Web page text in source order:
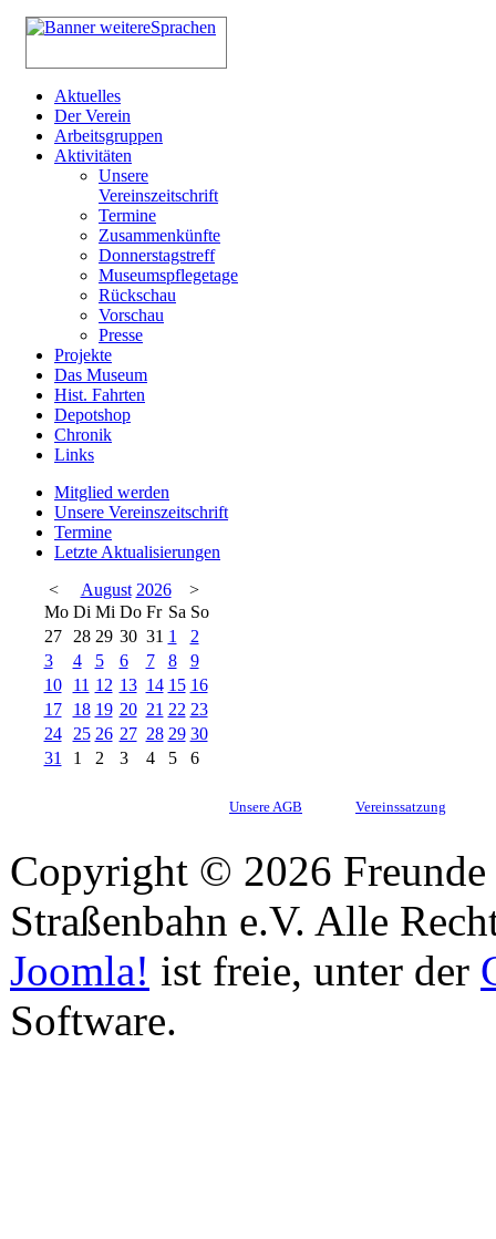
Aktuelles
Der Verein
Arbeitsgruppen
Aktivitäten
Unsere
Vereinszeitschrift
Termine
Zusammenkünfte
Donnerstagstreff
Museumspflegetage
Rückschau
Vorschau
Presse
Projekte
Das Museum
Hist. Fahrten
Depotshop
Chronik
Links
Mitglied werden
Unsere Vereinszeitschrift
Termine
Letzte Aktualisierungen
<
August 2026
>
Mo Di Mi Do Fr Sa So
27
28 29 30 31 1
2
3
4 5 6 7 8
9
10
11 12 13 14 15 16
17
18 19 20 21 22 23
24
25 26 27 28 29 30
31
1 2 3 4 5 6
Unsere AGB Vereinssatzung
Copyright © 2026
Straßenbahn e.V. Alle
Joomla! ist freie, unter der
Software.